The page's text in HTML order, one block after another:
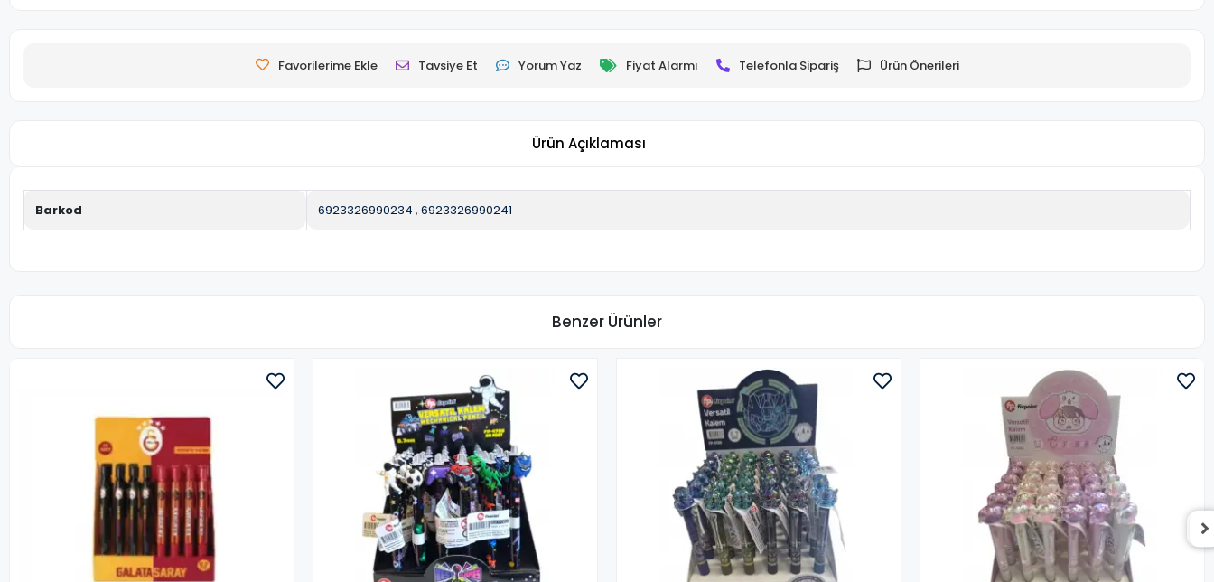
Favorilerime Ekle Tavsiye Et Yorum Yaz Fiyat Alarmı Telefonla Sipariş Ürün Önerileri
Ürün Açıklaması
Barkod 6923326990234 , 6923326990241
Benzer Ürünler